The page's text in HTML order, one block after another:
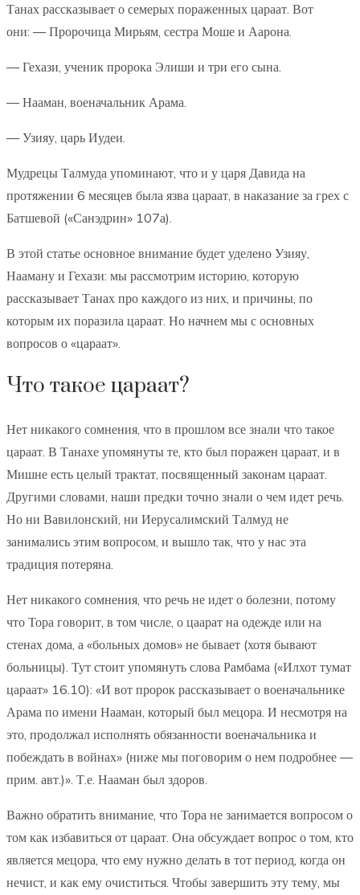
Танах рассказывает о семерых пораженных цараат. Вот
они: — Пророчица Мирьям, сестра Моше и Аарона.
— Гехази, ученик пророка Элиши и три его сына.
— Нааман, военачальник Арама.
— Узияу, царь Иудеи.
Мудрецы Талмуда упоминают, что и у царя Давида на
протяжении 6 месяцев была язва цараат, в наказание за грех с
Батшевой («Санэдрин» 107а).
В этой статье основное внимание будет уделено Узияу,
Нааману и Гехази: мы рассмотрим историю, которую
рассказывает Танах про каждого из них, и причины, по
которым их поразила цараат. Но начнем мы с основных
вопросов о «цараат».
Что такое цараат?
Нет никакого сомнения, что в прошлом все знали что такое
цараат. В Танахе упомянуты те, кто был поражен цараат, и в
Мишне есть целый трактат, посвященный законам цараат.
Другими словами, наши предки точно знали о чем идет речь.
Но ни Вавилонский, ни Иерусалимский Талмуд не
занимались этим вопросом, и вышло так, что у нас эта
традиция потеряна.
Нет никакого сомнения, что речь не идет о болезни, потому
что Тора говорит, в том числе, о цаарат на одежде или на
стенах дома, а «больных домов» не бывает (хотя бывают
больницы). Тут стоит упомянуть слова Рамбама («Илхот тумат
цараат» 16.10): «И вот пророк рассказывает о военачальнике
Арама по имени Нааман, который был мецора. И несмотря на
это, продолжал исполнять обязанности военачальника и
побеждать в войнах» (ниже мы поговорим о нем подробнее —
прим. авт.)». Т.е. Нааман был здоров.
Важно обратить внимание, что Тора не занимается вопросом о
том как избавиться от цараат. Она обсуждает вопрос о том, кто
является мецора, что ему нужно делать в тот период, когда он
нечист, и как ему очиститься. Чтобы завершить эту тему, мы